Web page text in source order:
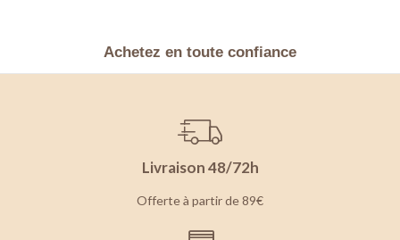
Achetez en toute confiance
Livraison 48/72h
Offerte à partir de 89€